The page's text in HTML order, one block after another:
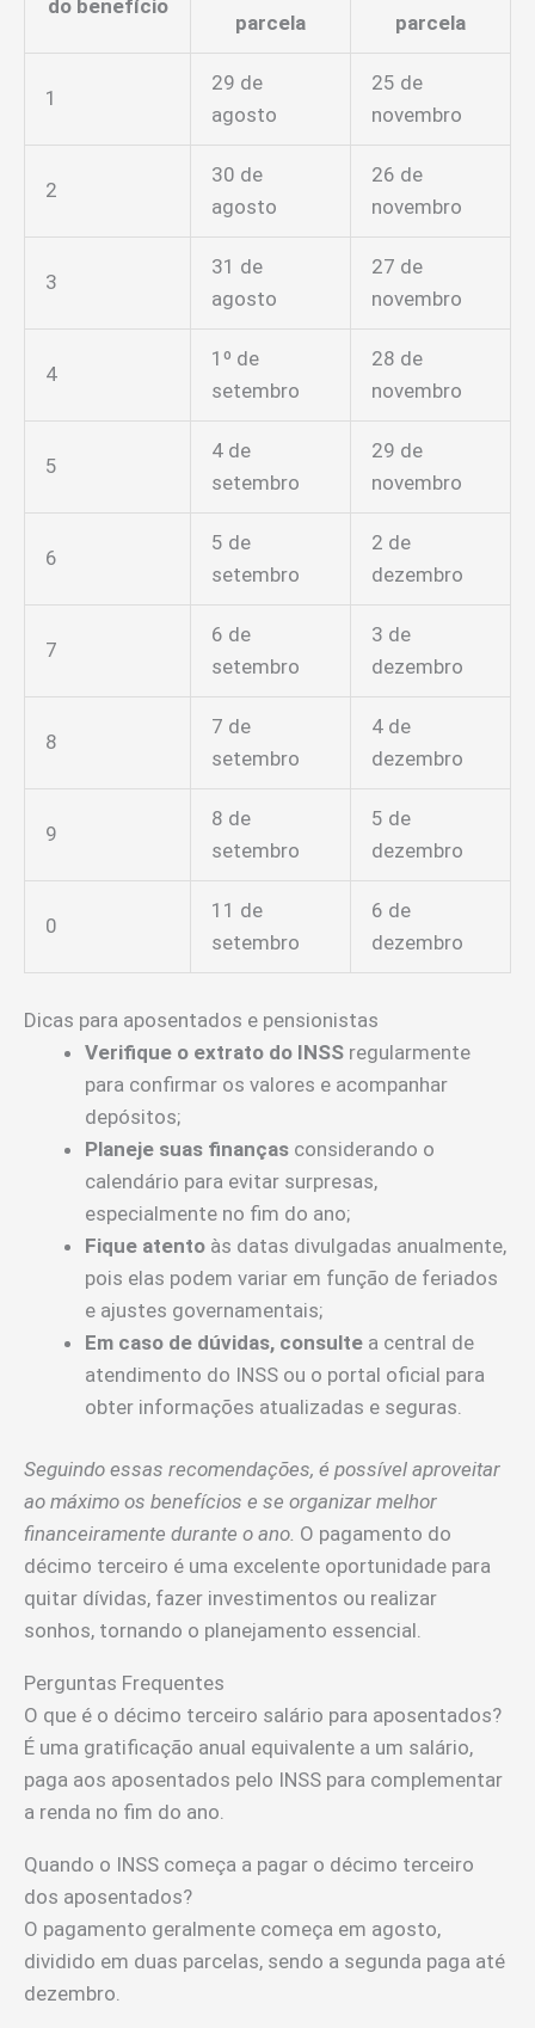
do benefício
parcela
parcela
1
29 de
agosto
25 de
novembro
2
30 de
agosto
26 de
novembro
3
31 de
agosto
27 de
novembro
4
1º de
setembro
28 de
novembro
5
4 de
setembro
29 de
novembro
6
5 de
setembro
2 de
dezembro
7
6 de
setembro
3 de
dezembro
8
7 de
setembro
4 de
dezembro
9
8 de
setembro
5 de
dezembro
0
11 de
setembro
6 de
dezembro
Dicas para aposentados e pensionistas
Verifique o extrato do INSS regularmente
para confirmar os valores e acompanhar
depósitos;
Planeje suas finanças considerando o
calendário para evitar surpresas,
especialmente no fim do ano;
Fique atento às datas divulgadas anualmente,
pois elas podem variar em função de feriados
e ajustes governamentais;
Em caso de dúvidas, consulte a central de
atendimento do INSS ou o portal oficial para
obter informações atualizadas e seguras.
Seguindo essas recomendações, é possível aproveitar
ao máximo os benefícios e se organizar melhor
financeiramente durante o ano. O pagamento do
décimo terceiro é uma excelente oportunidade para
quitar dívidas, fazer investimentos ou realizar
sonhos, tornando o planejamento essencial.
Perguntas Frequentes
O que é o décimo terceiro salário para aposentados?
É uma gratificação anual equivalente a um salário,
paga aos aposentados pelo INSS para complementar
a renda no fim do ano.
Quando o INSS começa a pagar o décimo terceiro
dos aposentados?
O pagamento geralmente começa em agosto,
dividido em duas parcelas, sendo a segunda paga até
dezembro.